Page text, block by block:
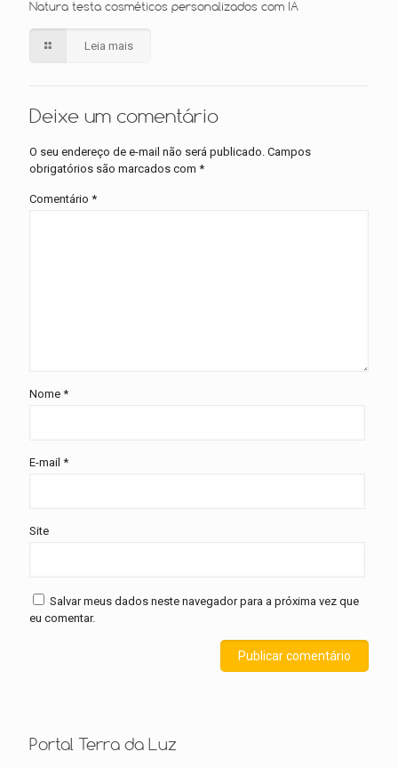
Natura testa cosméticos personalizados com IA
Leia mais
Deixe um comentário
O seu endereço de e-mail não será publicado. Campos
obrigatórios são marcados com *
Comentário *
Nome *
E-mail *
Site
Salvar meus dados neste navegador para a próxima vez que
eu comentar.
Portal Terra da Luz